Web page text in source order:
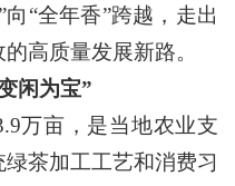
“全年香”跨越，走出
高质量发展新路。
闲为宝”
万亩，是当地农业支
茶加工工艺和消费习